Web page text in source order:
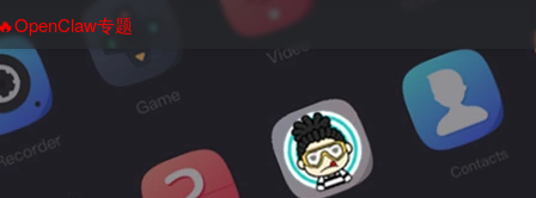
专题